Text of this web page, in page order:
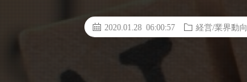
2020.01.28 06:00:57 経営/業界動向